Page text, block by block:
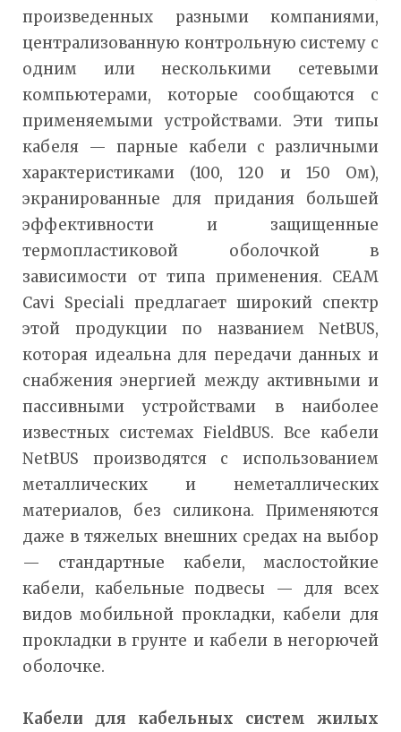
произведенных разными компаниями,
централизованную контрольную систему с
одним или несколькими сетевыми
компьютерами, которые сообщаются с
применяемыми устройствами. Эти типы
кабеля — парные кабели с различными
характеристиками (100, 120 и 150 Ом),
экранированные для придания большей
эффективности и защищенные
термопластиковой оболочкой в
зависимости от типа применения. CEAM
Cavi Speciali предлагает широкий спектр
этой продукции по названием NetBUS,
которая идеальна для передачи данных и
снабжения энергией между активными и
пассивными устройствами в наиболее
известных системах FieldBUS. Все кабели
NetBUS производятся с использованием
металлических и неметаллических
материалов, без силикона. Применяются
даже в тяжелых внешних средах на выбор
— стандартные кабели, маслостойкие
кабели, кабельные подвесы — для всех
видов мобильной прокладки, кабели для
прокладки в грунте и кабели в негорючей
оболочке.
Кабели для кабельных систем жилых